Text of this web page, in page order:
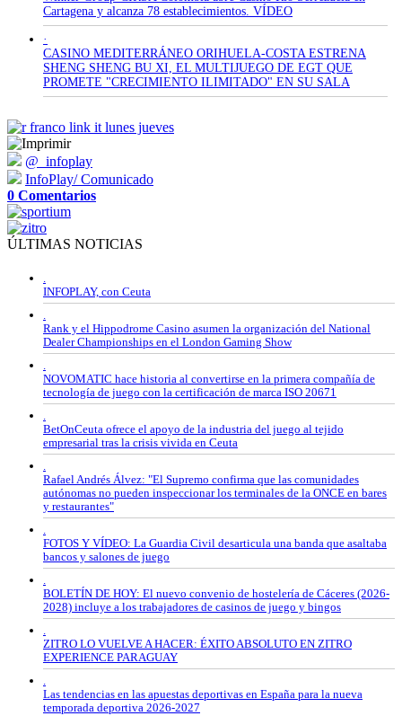
Cartagena y alcanza 78 establecimientos. VÍDEO
·
CASINO MEDITERRÁNEO ORIHUELA-COSTA ESTRENA
SHENG SHENG BU XI, EL MULTIJUEGO DE EGT QUE
PROMETE "CRECIMIENTO ILIMITADO" EN SU SALA
@_infoplay
InfoPlay/ Comunicado
0 Comentarios
ÚLTIMAS NOTICIAS
.
INFOPLAY, con Ceuta
.
Rank y el Hippodrome Casino asumen la organización del National
Dealer Championships en el London Gaming Show
.
NOVOMATIC hace historia al convertirse en la primera compañía de
tecnología de juego con la certificación de marca ISO 20671
.
BetOnCeuta ofrece el apoyo de la industria del juego al tejido
empresarial tras la crisis vivida en Ceuta
.
Rafael Andrés Álvez: "El Supremo confirma que las comunidades
autónomas no pueden inspeccionar los terminales de la ONCE en bares
y restaurantes"
.
FOTOS Y VÍDEO: La Guardia Civil desarticula una banda que asaltaba
bancos y salones de juego
.
BOLETÍN DE HOY: El nuevo convenio de hostelería de Cáceres (2026-
2028) incluye a los trabajadores de casinos de juego y bingos
.
ZITRO LO VUELVE A HACER: ÉXITO ABSOLUTO EN ZITRO
EXPERIENCE PARAGUAY
.
Las tendencias en las apuestas deportivas en España para la nueva
temporada deportiva 2026-2027